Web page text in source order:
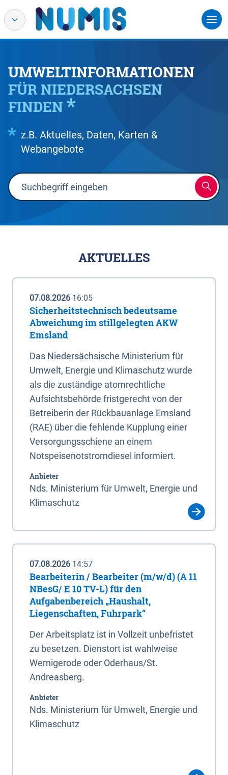
UMWELTINFORMATIONEN
FÜR NIEDERSACHSEN
FINDEN
z.B. Aktuelles, Daten, Karten &
Webangebote
AKTUELLES
07.08.2026 16:05
Sicherheitstechnisch bedeutsame
Abweichung im stillgelegten AKW
Emsland
Das Niedersächsische Ministerium für
Umwelt, Energie und Klimaschutz wurde
als die zuständige atomrechtliche
Aufsichtsbehörde fristgerecht von der
Betreiberin der Rückbauanlage Emsland
(RAE) über die fehlende Kupplung einer
Versorgungsschiene an einem
Notspeisenotstromdiesel informiert.
Anbieter
Nds. Ministerium für Umwelt, Energie und
Klimaschutz
07.08.2026 14:57
Bearbeiterin / Bearbeiter (m/w/d) (A 11
NBesG/ E 10 TV-L) für den
Aufgabenbereich „Haushalt,
Liegenschaften, Fuhrpark“
Der Arbeitsplatz ist in Vollzeit unbefristet
zu besetzen. Dienstort ist wahlweise
Wernigerode oder Oderhaus/St.
Andreasberg.
Anbieter
Nds. Ministerium für Umwelt, Energie und
Klimaschutz